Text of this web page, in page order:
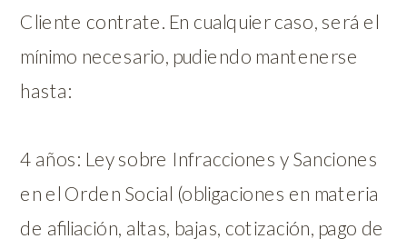
Cliente contrate. En cualquier caso, será el
mínimo necesario, pudiendo mantenerse
hasta:
4 años: Ley sobre Infracciones y Sanciones
en el Orden Social (obligaciones en materia
de afiliación, altas, bajas, cotización, pago de